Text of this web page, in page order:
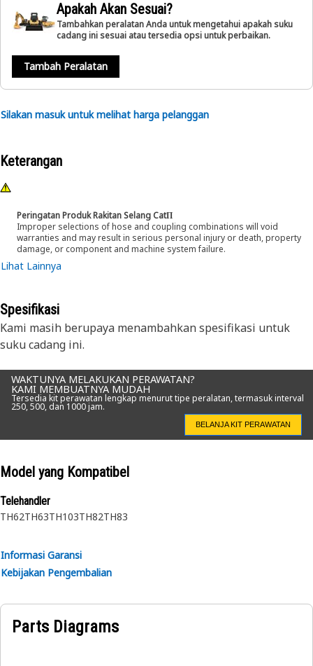
Apakah Akan Sesuai?
Tambahkan peralatan Anda untuk mengetahui apakah suku
cadang ini sesuai atau tersedia opsi untuk perbaikan.
Tambah Peralatan
Silakan masuk untuk melihat harga pelanggan
Keterangan
Peringatan Produk Rakitan Selang CatΠ
Improper selections of hose and coupling combinations will void
warranties and may result in serious personal injury or death, property
damage, or component and machine system failure.
Lihat Lainnya
Spesifikasi
Kami masih berupaya menambahkan spesifikasi untuk
suku cadang ini.
WAKTUNYA MELAKUKAN PERAWATAN?
KAMI MEMBUATNYA MUDAH
Tersedia kit perawatan lengkap menurut tipe peralatan, termasuk interval
250, 500, dan 1000 jam.
BELANJA KIT PERAWATAN
Model yang Kompatibel
Telehandler
TH62TH63TH103TH82TH83
Informasi Garansi
Kebijakan Pengembalian
Parts Diagrams